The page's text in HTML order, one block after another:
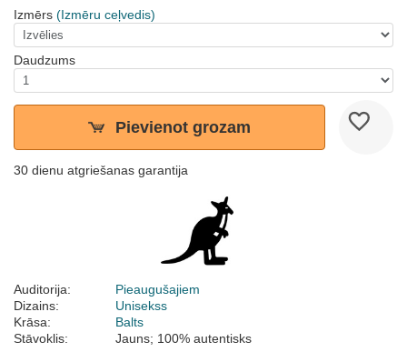
Izmērs (Izmēru ceļvedis)
Daudzums
Pievienot grozam
30 dienu atgriešanas garantija
Auditorija:
Pieaugušajiem
Dizains:
Unisekss
Krāsa:
Balts
Stāvoklis:
Jauns; 100% autentisks